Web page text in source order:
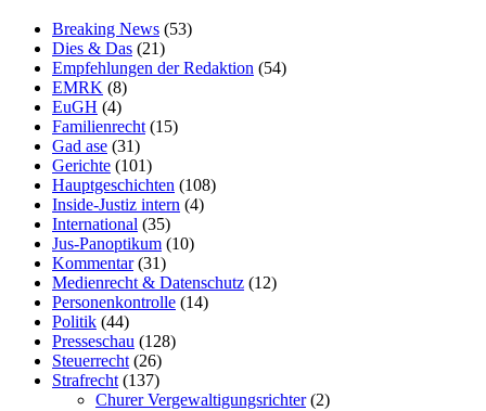
Breaking News (53)
Dies & Das (21)
Empfehlungen der Redaktion (54)
EMRK (8)
EuGH (4)
Familienrecht (15)
Gad ase (31)
Gerichte (101)
Hauptgeschichten (108)
Inside-Justiz intern (4)
International (35)
Jus-Panoptikum (10)
Kommentar(31)
Medienrecht & Datenschutz (12)
Personenkontrolle (14)
Politik (44)
Presseschau (128)
Steuerrecht (26)
Strafrecht (137)
Churer Vergewaltigungsrichter(2)